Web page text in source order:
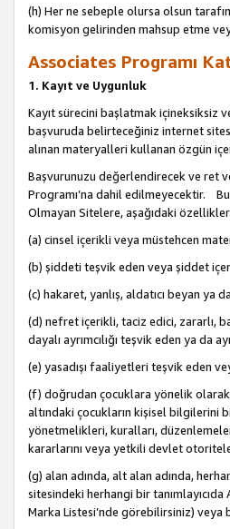
(h) Her ne sebeple olursa olsun
komisyon gelirinden mahsup etme
Associates Programı
1. Kayıt ve Uygunluk
Kayıt sürecini başlatmak içineksiksiz
başvuruda belirteceğiniz internet
alınan materyalleri kullanan özgün
Başvurunuzu değerlendirecek ve ret
Programı’na dahil edilmeyecektir.
Olmayan Sitelere, aşağıdaki
(a) cinsel içerikli veya müstehcen
(b) şiddeti teşvik eden veya şiddet
(c) hakaret, yanlış, aldatıcı beyan ya
(d) nefret içerikli, taciz edici, zararlı,
dayalı ayrımcılığı teşvik eden ya da
(e) yasadışı faaliyetleri teşvik eden
(f) doğrudan çocuklara yönelik olarak
altındaki çocukların kişisel bilgilerini
yönetmelikleri, kuralları,
kararlarını veya yetkili devlet
(g) alan adında, alt alan adında,
sitesindeki herhangi bir
Marka Listesi’nde görebilirsiniz) veya